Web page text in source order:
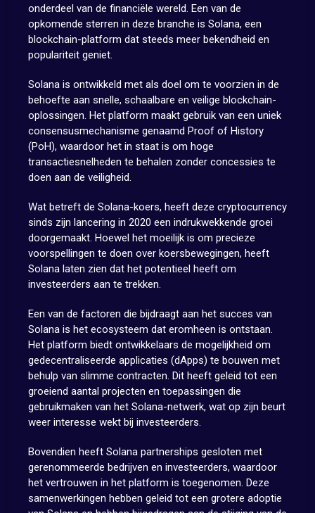
onderdeel van de financiële wereld. Een van de
opkomende sterren in deze branche is Solana, een
blockchain-platform dat steeds meer bekendheid en
populariteit geniet.
Solana is ontwikkeld met als doel om te voorzien in de
behoefte aan snelle, schaalbare en veilige blockchain-
oplossingen. Het platform maakt gebruik van een uniek
consensusmechanisme genaamd Proof of History
(PoH), waardoor het in staat is om hoge
transactiesnelheden te behalen zonder concessies te
doen aan de veiligheid.
Wat betreft de Solana-koers, heeft deze cryptocurrency
sinds zijn lancering in 2020 een indrukwekkende groei
doorgemaakt. Hoewel het moeilijk is om precieze
voorspellingen te doen over koersbewegingen, heeft
Solana laten zien dat het potentieel heeft om
investeerders aan te trekken.
Een van de factoren die bijdraagt aan het succes van
Solana is het ecosysteem dat eromheen is ontstaan.
Het platform biedt ontwikkelaars de mogelijkheid om
gedecentraliseerde applicaties (dApps) te bouwen met
behulp van slimme contracten. Dit heeft geleid tot een
groeiend aantal projecten en toepassingen die
gebruikmaken van het Solana-netwerk, wat op zijn beurt
weer interesse wekt bij investeerders.
Bovendien heeft Solana partnerships gesloten met
gerenommeerde bedrijven en investeerders, waardoor
het vertrouwen in het platform is toegenomen. Deze
samenwerkingen hebben geleid tot een grotere adoptie